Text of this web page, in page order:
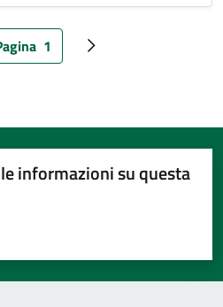
Pagina attuale
1 Pagina successiva
informazioni su questa
su 5
su 5
5